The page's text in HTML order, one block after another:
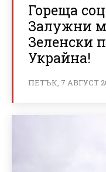
Гореща
Залужни
Зеленски
Украйна!
ПЕТЪК, 7 АВГУСТ